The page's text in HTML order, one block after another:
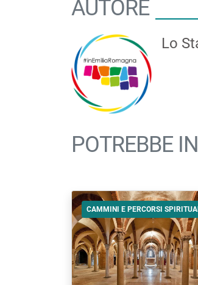
AUTORE
Lo
POTREBBE
CAMMINI E PERCORSI